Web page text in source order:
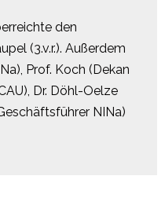
den
(3.v.r.). Außerdem
Prof. Koch (Dekan
Dr. Döhl-Oelze
NINa)